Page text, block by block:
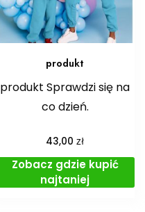
produkt
produkt Sprawdzi się na
co dzień.
43,00zł
Zobacz gdzie kupić
najtaniej